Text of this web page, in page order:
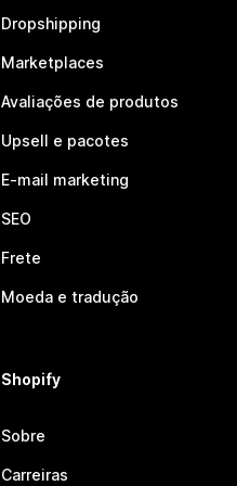
Dropshipping
Marketplaces
Avaliações de produtos
Upsell e pacotes
E-mail marketing
SEO
Frete
Moeda e tradução
Shopify
Sobre
Carreiras